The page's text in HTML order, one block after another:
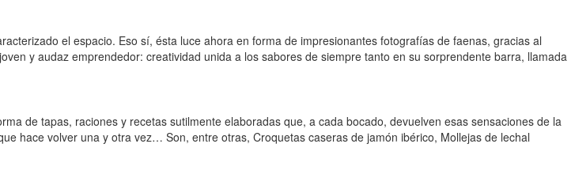
el espacio. Eso sí, ésta luce ahora en forma de impresionantes fotografías de faenas, gracias al
y audaz emprendedor: creatividad unida a los sabores de siempre tanto en su sorprendente barra, llamada
de tapas, raciones y recetas sutilmente elaboradas que, a cada bocado, devuelven esas sensaciones de la
hace volver una y otra vez… Son, entre otras, Croquetas caseras de jamón ibérico, Mollejas de lechal